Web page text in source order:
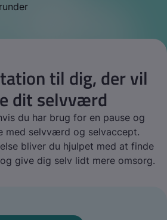
til dig, der vil
dit selvværd
du har brug for en pause og
med selvværd og selvaccept.
bliver du hjulpet med at finde
give dig selv lidt mere omsorg.